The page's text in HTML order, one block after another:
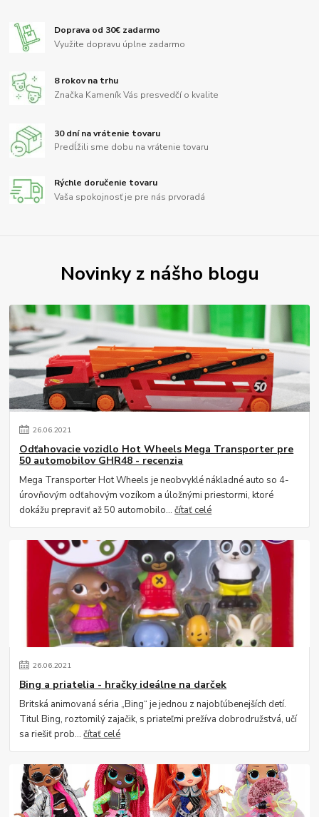
Doprava od 30€ zadarmo
Využite dopravu úplne zadarmo
8 rokov na trhu
Značka Kameník Vás presvedčí o kvalite
30 dní na vrátenie tovaru
Predĺžili sme dobu na vrátenie tovaru
Rýchle doručenie tovaru
Vaša spokojnosť je pre nás prvoradá
Novinky z nášho blogu
26.06.2021
Odťahovacie vozidlo Hot Wheels Mega Transporter pre
50 automobilov GHR48 - recenzia
Mega Transporter Hot Wheels je neobvyklé nákladné auto so 4-
úrovňovým odťahovým vozíkom a úložnými priestormi, ktoré
dokážu prepraviť až 50 automobilo...čítať celé
26.06.2021
Bing a priatelia - hračky ideálne na darček
Britská animovaná séria „Bing“ je jednou z najobľúbenejších detí.
Titul Bing, roztomilý zajačik, s priateľmi prežíva dobrodružstvá, učí
sa riešiť prob...čítať celé